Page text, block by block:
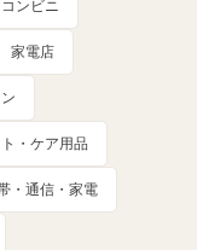
ンビニ
家電店
・ケア用品
・通信・家電